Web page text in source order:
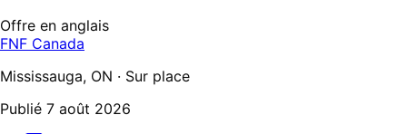
Offre en anglais
FNF Canada
Mississauga, ON · Sur place
Publié 7 août 2026